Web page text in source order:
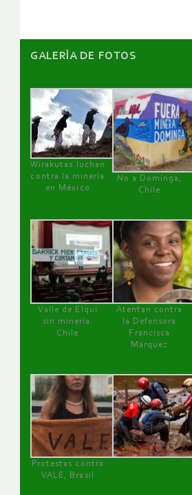
GALERÌA DE FOTOS
Wirakutas luchan
contra la minería
en México
No a Dominga,
Chile
Valle de Elqui
sin minería.
Chile
Atentan contra
la Defensora
Francisca
Márquez
Protestas contra
VALE, Brasil